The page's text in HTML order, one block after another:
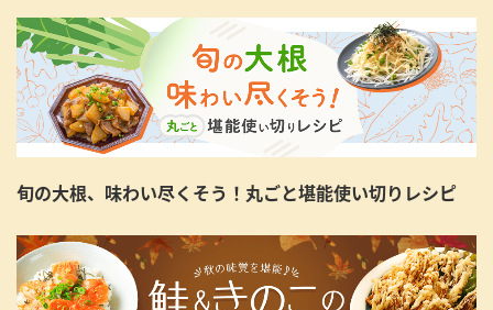
旬の大根、味わい尽くそう！丸ごと堪能使い切りレシピ